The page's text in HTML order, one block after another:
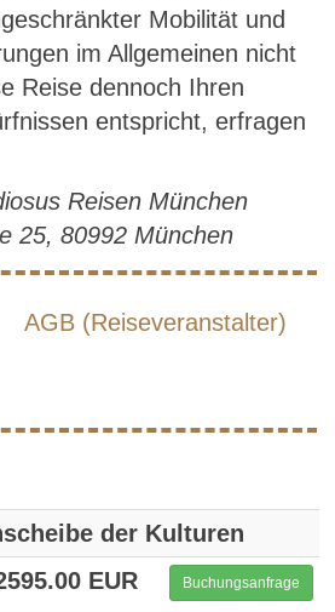
Mobilität und
im Allgemeinen nicht
Reise dennoch Ihren
entspricht, erfragen
Reisen München
25, 80992 München
AGB (Reiseveranstalter)
der Kulturen
EUR Buchungsanfrage